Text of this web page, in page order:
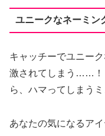
ユニークなネーミン
キャッチーでユニー
激されてしまう……！
ら、ハマってしまうミ
あなたの気になるア